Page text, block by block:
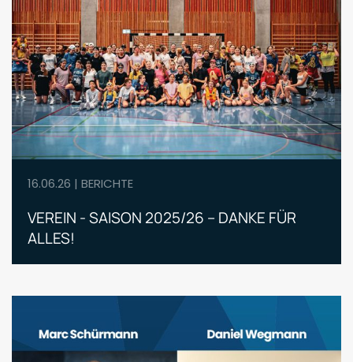
16.06.26 | BERICHTE
VEREIN - SAISON 2025/26 – DANKE FÜR
ALLES!